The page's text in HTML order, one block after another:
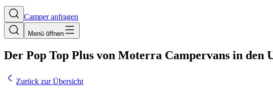
Camper anfragen
Menü öffnen
Der Pop Top Plus von Moterra Campervans in den
Zurück zur Übersicht